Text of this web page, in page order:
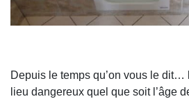
Depuis le temps qu’on vous le dit…
lieu dangereux quel que soit l’âge